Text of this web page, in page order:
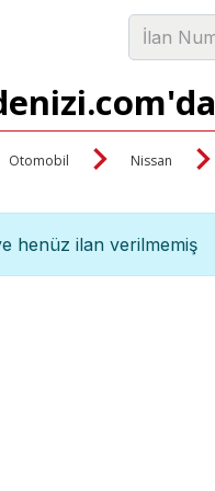
Otomobil Nissan
henüz ilan verilmemiş